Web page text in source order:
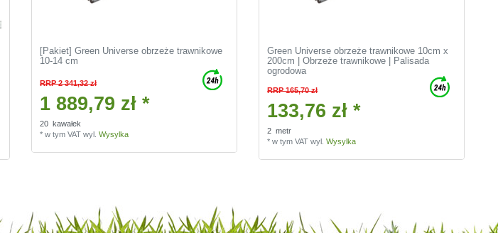
[Pakiet] Green Universe obrzeże trawnikowe
10-14 cm
RRP 2 341,32 zł
1 889,79 zł *
20 kawałek
*w tym VAT wyl.Wysylka
Green Universe obrzeże trawnikowe 10cm x
200cm | Obrzeże trawnikowe | Palisada
ogrodowa
RRP 165,70 zł
133,76 zł *
2 metr
*w tym VAT wyl.Wysylka